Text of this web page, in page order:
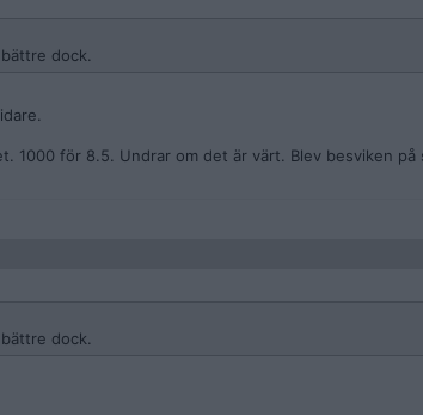
dock.
1000 för 8.5. Undrar om det är värt. Blev besviken på
dock.